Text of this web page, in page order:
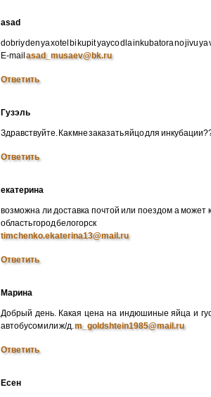
asad
dobriy den ya xotel bi kupit yayco dla inkubatora no jivu ya
E-mailasad_musaev@bk.ru
Ответить
Гузэль
Здравствуйте. Как мне заказать яйцо для
Ответить
екатерина
возможна ли доставка почтой или поездом а
область город белогорск
timchenko.ekaterina13@mail.ru
Ответить
Марина
Добрый день. Какая цена на индюшиные яйца и
автобусом или ж/д.m_goldshtein1985@mail.ru
Ответить
Есен